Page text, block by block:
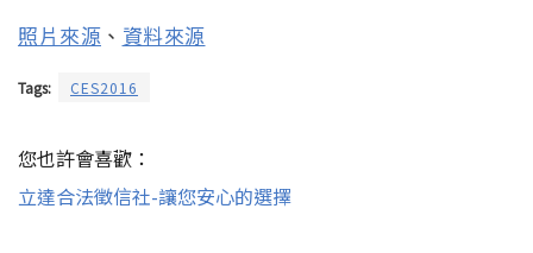
照片來源 、 資料來源
Tags: CES2016
您也許會喜歡：
立達合法徵信社-讓您安心的選擇